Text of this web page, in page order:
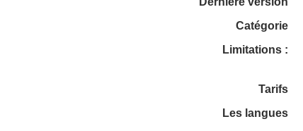
Catégorie
Limitations :
Tarifs
Les langues